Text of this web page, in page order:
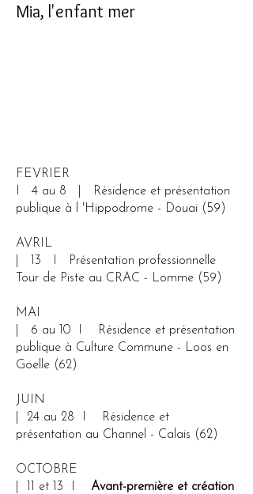
Mia, l'enfant mer
FEVRIER
I 4 au 8 | Résidence et présentation
publique à l 'Hippodrome - Douai (59 )
AVRIL
| 13 I Présentation professionnelle
Tour de Piste au CRAC - Lomme (59)
MAI
| 6 au 10 I Résidence et présentation
publique à Culture Commune - Loos en
Goelle (62)
JUIN
| 24 au 28 I Résidence et
présentation au Channel - Calais (62)
OCTOBRE
| 11 et 13 I Avant-première et création